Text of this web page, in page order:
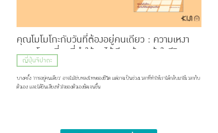
คุณโมโมโกะกับวันที่ต้องอยู่คนเดียว : ความเหงา
ความโดดเดี่ยวที่ทำให้เราได้เรียนรู้และเข้าใจชีวิต
อย่างแท้จริง
ญี่ปุ่นจิปาถะ
บางครั้ง ’การอยู่คนเดียว‘ อาจไม่ใช่บทลงโทษของชีวิต แต่อาจเป็นช่วงเวลาที่ทำให้เราได้กลับมาใช้เวลากับ
ตัวเอง และได้ยินเสียงหัวใจของตัวเองชัดเจนขึ้น